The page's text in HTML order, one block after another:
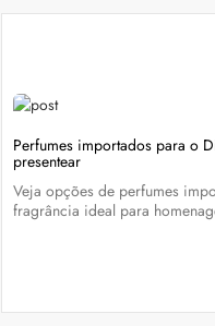
Perfumes importados para o
presentear
Veja opções de perfumes
fragrância ideal para